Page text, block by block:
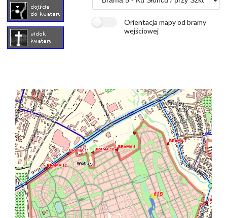
Orientacja mapy od bramy
wejściowej